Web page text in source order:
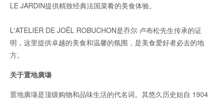
LE JARDIN提供精致经典法国菜肴的美食体验。
L'ATELIER DE JOËL ROBUCHON是乔尔·卢布松先生传承的证
明，这里提供卓越的美食和温馨的氛围，是美食爱好者必去的地
方。
关于置地廣塲
置地廣塲是顶级购物和品味生活的代名词。其悠久历史始自 1904